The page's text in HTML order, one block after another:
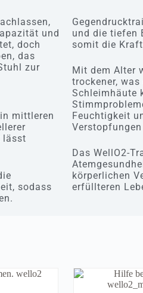
und
doch
das
zur
mittleren
lässt
sodass
und die tiefen
somit die
Mit dem Alter
trockener,
Schleimhäute
Feuchtigkeit
Das WellO2-
körperlichen
erfüllteren